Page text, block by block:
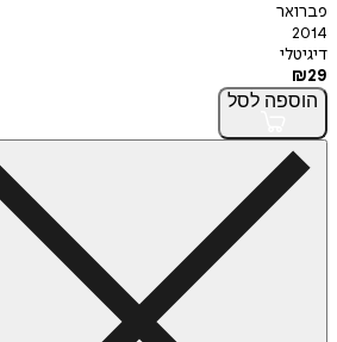
פברואר
2014
דיגיטלי
₪29
הוספה לסל